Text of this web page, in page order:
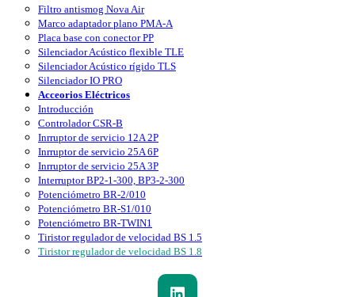
Filtro antismog Nova Air
Marco adaptador plano PMA-A
Placa base con conector PP
Silenciador Acústico flexible TLE
Silenciador Acústico rígido TLS
Silenciador IO PRO
Acceorios Eléctricos
Introducción
Controlador CSR-B
Inrruptor de servicio 12A 2P
Inrruptor de servicio 25A 6P
Inrruptor de servicio 25A 3P
Interruptor BP2-1-300, BP3-2-300
Potenciómetro BR-2/010
Potenciómetro BR-S1/010
Potenciómetro BR-TWIN1
Tiristor regulador de velocidad BS 1.5
Tiristor regulador de velocidad BS 1.8